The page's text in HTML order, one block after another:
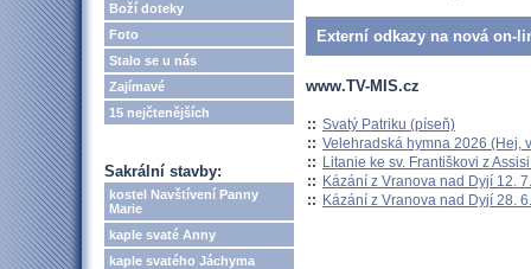
Boží doteky
Foto
Stalo se u nás
Zajímavé
15 nejčtenějších
Sakrální stavby:
kostel Navštívení Panny
Marie
kaple svaté Anny
kaple svatého Jáchyma
Externí odkazy na nová on-
www.TV-MIS.cz
:: Svatý Patriku (píseň)
:: Velehradská hymna 2026 (Hej,
:: Litanie ke sv. Františkovi z
:: Kázání z Vranova nad Dyjí 12.
:: Kázání z Vranova nad Dyjí 28.